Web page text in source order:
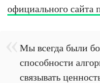
официального сайта
Мы всегда были
способности
связывать